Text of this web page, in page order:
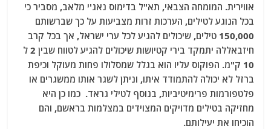
אווירית. המומחה הצבאי, תא"ל בדימוס נאג'י מלאב, מסביר כי
בכל הנוגע לטילים, הערכות זרות מצביעות על כך שברשותם
150,000 טילים, שיכולים להגיע לכל ערי ישראל, אך בכל קרב
חיזבאללה יתמקד בירי קטיושות שיכולים להגיע לטווח שבין 2 ל
10 ק"מ. הפוקוס עליו הוא בגלל שמסלולו פחות מעוקל וכיפת
ברזל לא יכולה להתמודד איתו, וניתן לשגר אותו ממשגרים או
פלטפורמות פרימיטיביות, בנוסף לטילי גראד. כמו כן היא
מחזיקה בטילים מדויקים המצוידים במצלמות בראשם, והם
הוכיחו את יעילותם.